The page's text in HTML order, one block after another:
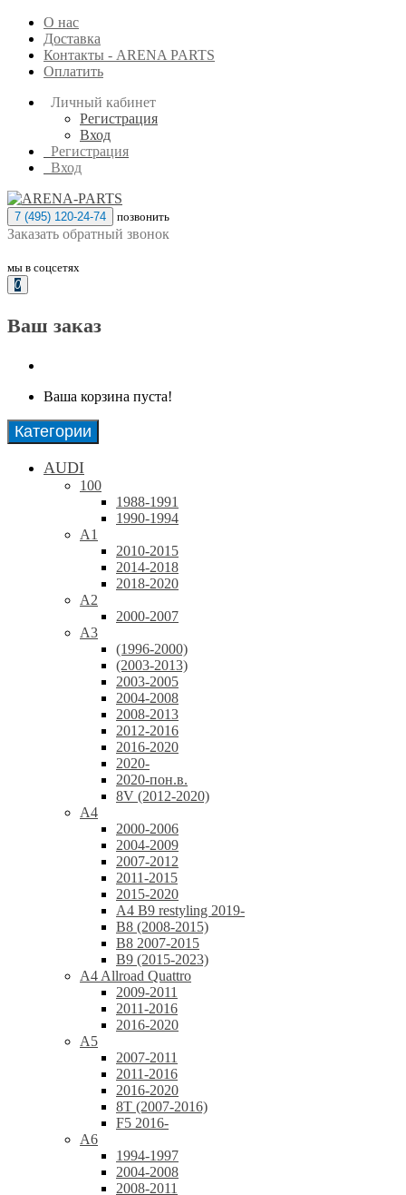
О нас
Доставка
Контакты - ARENA PARTS
Оплатить
Личный кабинет
Регистрация
Вход
Регистрация
Вход
7 (495) 120-24-74 позвонить
Заказать обратный звонок
мы в соцсетях
0
Ваш заказ
Ваша корзина пуста!
Категории
AUDI
100
1988-1991
1990-1994
A1
2010-2015
2014-2018
2018-2020
A2
2000-2007
A3
(1996-2000)
(2003-2013)
2003-2005
2004-2008
2008-2013
2012-2016
2016-2020
2020-
2020-пон.в.
8V (2012-2020)
A4
2000-2006
2004-2009
2007-2012
2011-2015
2015-2020
A4 B9 restyling 2019-
B8 (2008-2015)
B8 2007-2015
B9 (2015-2023)
A4 Allroad Quattro
2009-2011
2011-2016
2016-2020
A5
2007-2011
2011-2016
2016-2020
8T (2007-2016)
F5 2016-
A6
1994-1997
2004-2008
2008-2011